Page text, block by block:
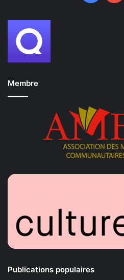
Membre
Publications populaires